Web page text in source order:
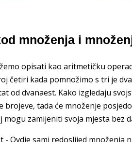
množenja i
opisati kao aritmetičku
četiri kada pomnožimo s tri je
od dvanaest. Kako izgledaju
brojeve, tada će množenje
mogu zamijeniti svoja mjesta bez
- Ovdje sami redoslijed